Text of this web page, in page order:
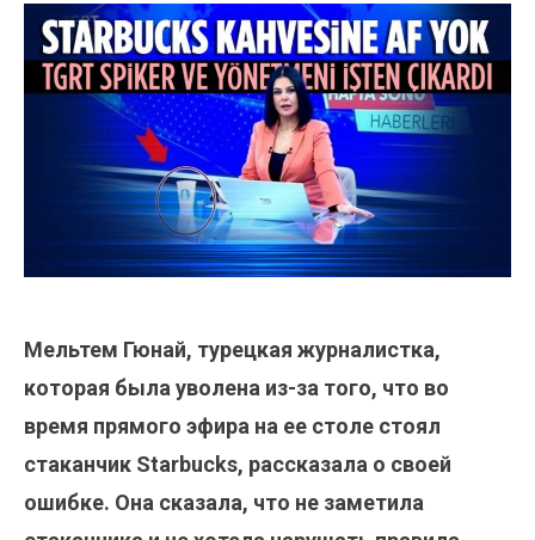
Мельтем Гюнай, турецкая журналистка,
которая была уволена из-за того, что во
время прямого эфира на ее столе стоял
стаканчик Starbucks, рассказала о своей
ошибке. Она сказала, что не заметила